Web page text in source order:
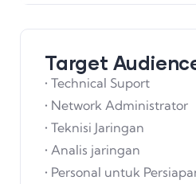
Target
• Technical Suport
• Network Administrator
• Teknisi Jaringan
• Analis jaringan
• Personal untuk